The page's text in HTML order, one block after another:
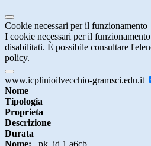
Cookie necessari per il funzionamento
I cookie necessari per il
disabilitati. È possibile consultare
policy.
www.icplinioilvecchio-gramsci.edu.it
Nome
Tipologia
Proprieta
Descrizione
Durata
Nome: _pk_id.1.a6cb